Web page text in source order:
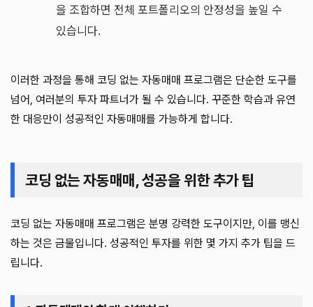
을 조합하면 전체 포트폴리오의 안정성을 높일 수
있습니다.
이러한 과정을 통해 코딩 없는 자동매매 프로그램은 단순한 도구를
넘어, 여러분의 투자 파트너가 될 수 있습니다. 꾸준한 학습과 유연
한 대응만이 성공적인 자동매매를 가능하게 합니다.
코딩 없는 자동매매, 성공을 위한 추가 팁
코딩 없는 자동매매 프로그램은 분명 강력한 도구이지만, 이를 맹신
하는 것은 금물입니다. 성공적인 투자를 위한 몇 가지 추가 팁을 드
립니다.